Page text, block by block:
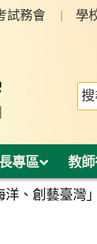
試務會 學
專區 教
、創藝臺灣